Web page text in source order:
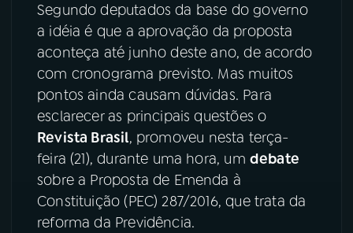
05PODCASTS
06 VIDEOCASTS
ÚLTIMAS
08FESTIVAL DE MÚSICA
Segundo deputados da base do governo
a idéia é que a aprovação da proposta
aconteça até junho deste ano, de acordo
com cronograma previsto. Mas muitos
pontos ainda causam dúvidas. Para
esclarecer as principais questões o
Revista Brasil, promoveu nesta terça-
feira (21), durante uma hora, um debate
sobre a Proposta de Emenda à
Constituição (PEC) 287/2016, que trata da
reforma da Previdência.